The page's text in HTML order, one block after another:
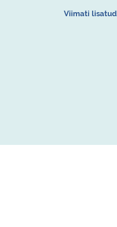
Viimati lisatud